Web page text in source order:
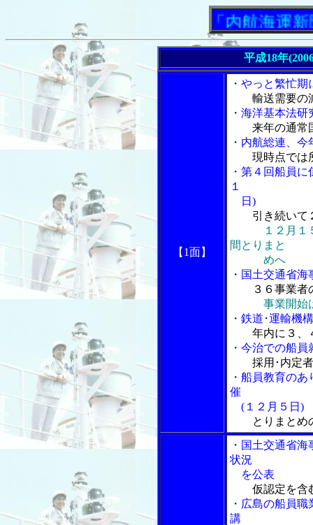
「内航海運新聞」
平成18年
【1面】
・やっと繁忙
輸送需要の
・海洋基本法
来年の通常
・内航総連、
現時点では
・第４回船員
１
日)
引き続いて
１２月
間とりまと
めへ
・国土交通省
３６事業
事業開始
・鉄道･運輸機
年内に３、
・今治での船
採用･内定
・船員教育の
催
(１２月５日)
とりまとめ
・国土交通省
状況
を公表
仮認定を含
・広島の船員
講